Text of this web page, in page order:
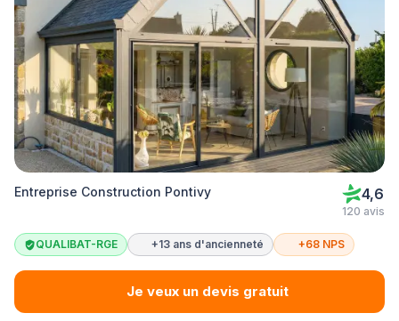
Entreprise Construction Pontivy 4,6
120 avis
QUALIBAT-RGE +13 ans d'ancienneté +68 NPS
Je veux un devis gratuit